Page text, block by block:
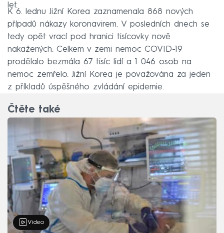
let.
K 6. lednu Jižní Korea zaznamenala 868 nových
případů nákazy koronavirem. V posledních dnech se
tedy opět vrací pod hranici tisícovky nově
nakažených. Celkem v zemi nemoc COVID-19
prodělalo bezmála 67 tisíc lidí a 1 046 osob na
nemoc zemřelo. Jižní Korea je považována za jeden
z příkladů úspěšného zvládání epidemie.
Čtěte také
Video